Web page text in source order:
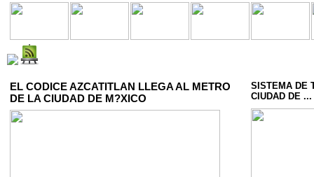
EL CODICE AZCATITLAN LLEGA AL METRO
DE LA CIUDAD DE M?XICO
SISTEMA DE
CIUDAD DE ...